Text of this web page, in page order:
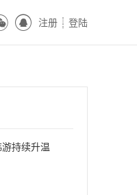
ꀓ 注册 ꀒ 登陆
持续升温